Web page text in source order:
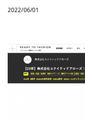
2022/06/01